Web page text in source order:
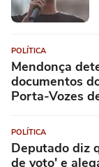
POLÍTICA
Mendonça
documentos
Porta-Vozes
POLÍTICA
Deputado diz
de voto' e